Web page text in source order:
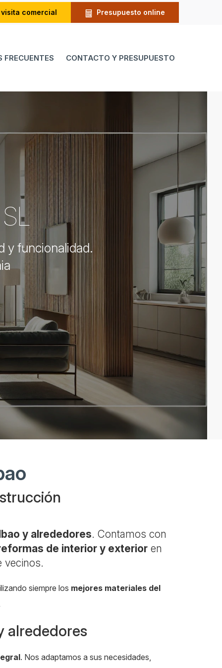
comercial Presupuesto online
FRECUENTES CONTACTO Y PRESUPUESTO
y funcionalidad.
y alrededores. Contamos con
de interior y exterior en
vecinos.
siempre los mejores materiales del
alrededores
. Nos adaptamos a sus necesidades,